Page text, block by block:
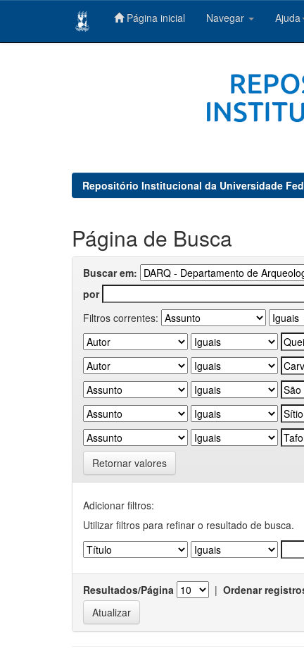
Página inicial Navegar Ajuda
Repositório Institucional da Universidade
Página de Busca
Buscar em:
por
Filtros correntes:
Retornar valores
Adicionar filtros:
Utilizar filtros para refinar o resultado de busca.
Resultados/Página | Ordenar